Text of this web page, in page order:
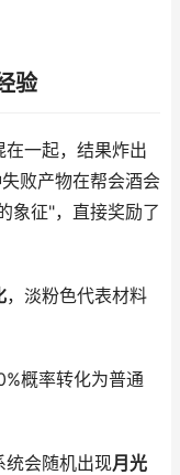
验
在一起，结果炸出
败产物在帮会酒会
象征"，直接奖励了
，淡粉色代表材料
概率转化为普通
统会随机出现月光